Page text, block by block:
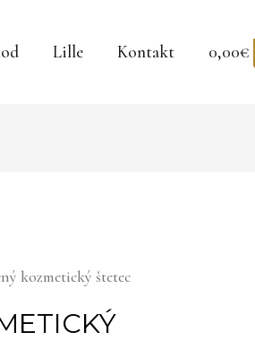
Lille Kontakt 0,00€
kozmetický štetec